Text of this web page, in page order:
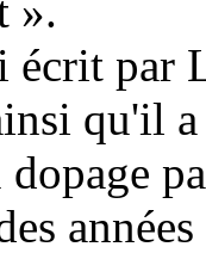
».
écrit par
qu'il